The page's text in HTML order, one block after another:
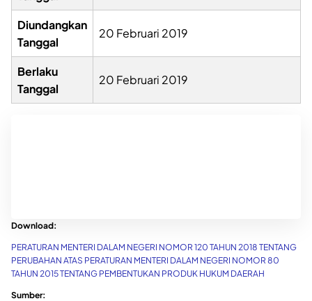
Diundangkan
Tanggal
20 Februari 2019
Berlaku
Tanggal
20 Februari 2019
Download:
PERATURAN MENTERI DALAM NEGERI NOMOR 120 TAHUN 2018 TENTANG
PERUBAHAN ATAS PERATURAN MENTERI DALAM NEGERI NOMOR 80
TAHUN 2015 TENTANG PEMBENTUKAN PRODUK HUKUM DAERAH
Sumber: